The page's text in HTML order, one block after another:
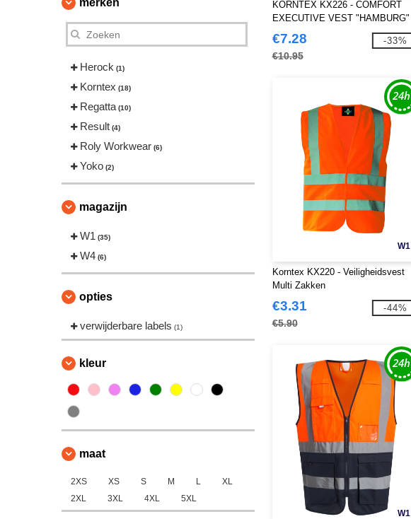
merken
Herock (1)
Korntex (18)
Regatta (10)
Result (4)
Roly Workwear (6)
Yoko (2)
magazijn
W1 (35)
W4 (6)
opties
verwijderbare labels (1)
kleur
maat
2XS XS S M L
XL
2XL
3XL 4XL 5XL
KORNTEX KX226 - COMFORT
EXECUTIVE VEST "HAMBURG"
€7.28
€10.95
-33%
W1
Korntex KX220 - Veiligheidsvest
Multi Zakken
€3.31
€5.90
-44%
W1